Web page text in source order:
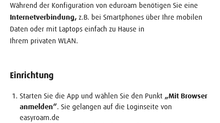
Während der Konfiguration von eduroam benötigen Sie eine
Internetverbindung, z.B. bei Smartphones über Ihre mobilen
Daten oder mit Laptops einfach zu Hause in
Ihrem privaten WLAN.
Einrichtung
Starten Sie die App und wählen Sie den Punkt „Mit Browser
anmelden“. Sie gelangen auf die Loginseite von
easyroam.de